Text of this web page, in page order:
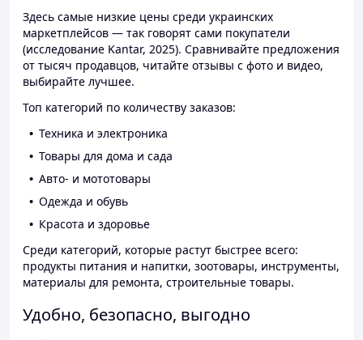
Здесь самые низкие цены среди украинских
маркетплейсов — так говорят сами покупатели
(исследование Kantar, 2025). Сравнивайте предложения
от тысяч продавцов, читайте отзывы с фото и видео,
выбирайте лучшее.
Топ категорий по количеству заказов:
Техника и электроника
Товары для дома и сада
Авто- и мототовары
Одежда и обувь
Красота и здоровье
Среди категорий, которые растут быстрее всего:
продукты питания и напитки, зоотовары, инструменты,
материалы для ремонта, строительные товары.
Удобно, безопасно, выгодно